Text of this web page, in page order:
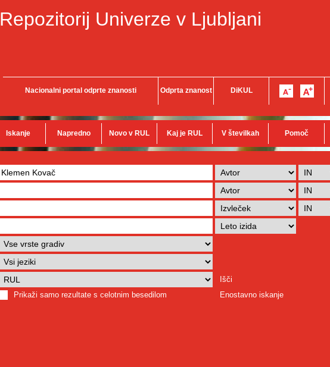
Repozitorij Univerze v Ljubljani
Nacionalni portal odprte znanosti Odprta znanost DiKUL
Iskanje Napredno Novo v RUL Kaj je RUL V številkah Pomoč
Išči
Prikaži samo rezultate s celotnim besedilom
Enostavno iskanje